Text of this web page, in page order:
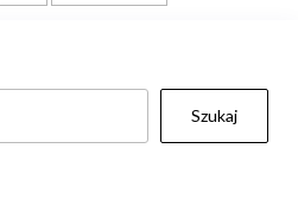
Szukaj